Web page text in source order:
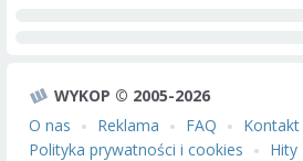
WYKOP © 2005-2026
O nas
Reklama FAQ Kontakt
Polityka prywatności i cookies
Hity